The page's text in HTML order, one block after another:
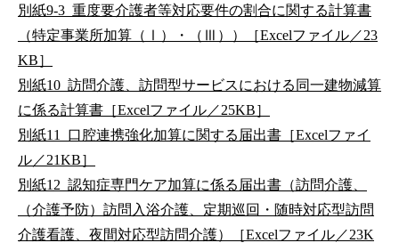
別紙9-3_重度要介護者等対応要件の割合に関する計算書
（特定事業所加算（Ⅰ）・（Ⅲ））［Excelファイル／23
KB］
別紙10_訪問介護、訪問型サービスにおける同一建物減算
に係る計算書［Excelファイル／25KB］
別紙11_口腔連携強化加算に関する届出書［Excelファイ
ル／21KB］
別紙12_認知症専門ケア加算に係る届出書（訪問介護、
（介護予防）訪問入浴介護、定期巡回・随時対応型訪問
介護看護、夜間対応型訪問介護）［Excelファイル／23K